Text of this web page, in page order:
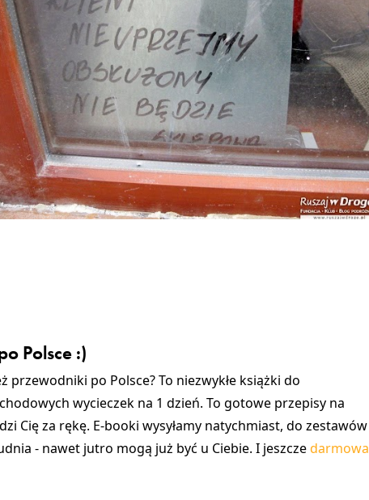
Polsce :)
przewodniki po Polsce? To niezwykłe książki do
wycieczek na 1 dzień. To gotowe przepisy na
Cię za rękę. E-booki wysyłamy natychmiast, do zestawów
- nawet jutro mogą już być u Ciebie. I jeszczedarmowa